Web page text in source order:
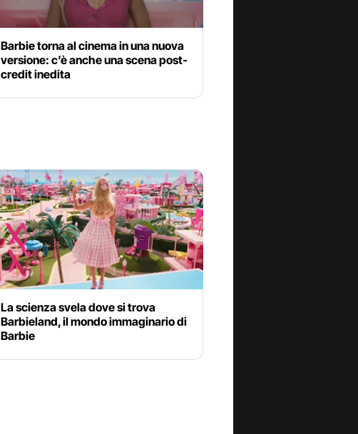
Barbie torna al cinema in una nuova
versione: c’è anche una scena post-
credit inedita
La scienza svela dove si trova
Barbieland, il mondo immaginario di
Barbie